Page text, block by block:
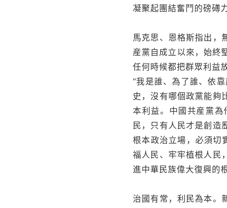
凝聚起團結奮鬥的磅礡
馬克思、恩格斯指出，
産黨自成立以來，始終
任何時候都把群眾利益
“我是誰、為了誰、依
史，沒有哪個政黨能夠
本利益。中國共産黨
民，只有人民才是創造
根本政治立場，必須切
福人民、牢牢植根人民
進中華民族偉大復興的
治國有常，利民為本。